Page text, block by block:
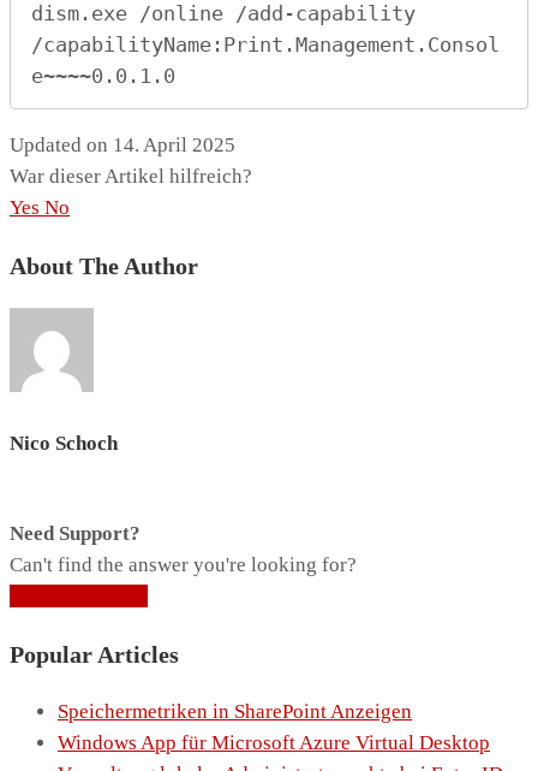
dism.exe /online /add-capability
/capabilityName:Print.Management.Consol
e~~~~0.0.1.0
Updated on 14. April 2025
War dieser Artikel hilfreich?
Yes No
About The Author
Nico Schoch
Need Support?
Can't find the answer you're looking for?
Popular Articles
Speichermetriken in SharePoint Anzeigen
Windows App für Microsoft Azure Virtual Desktop